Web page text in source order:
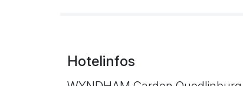
Hotelinfos